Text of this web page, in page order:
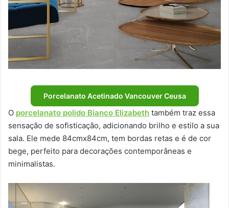
Porcelanato Acetinado Vancouver Ceusa
O porcelanato polido Bianco Elizabeth também traz essa
sensação de sofisticação, adicionando brilho e estilo a sua
sala. Ele mede 84cmx84cm, tem bordas retas e é de cor
bege, perfeito para decorações contemporâneas e
minimalistas.